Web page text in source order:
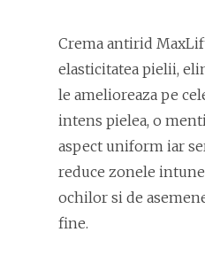
Crema antirid
elasticitatea pielii,
le amelioreaza pe
intens pielea, o
aspect uniform iar
reduce zonele
ochilor si de
fine.